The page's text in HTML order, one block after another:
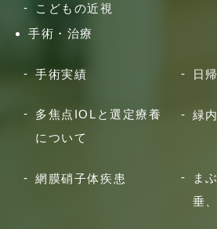
こどもの近視
手術・治療
手術実績 日
多焦点IOLと選定療養
について
緑
網膜硝子体疾患
ま
垂